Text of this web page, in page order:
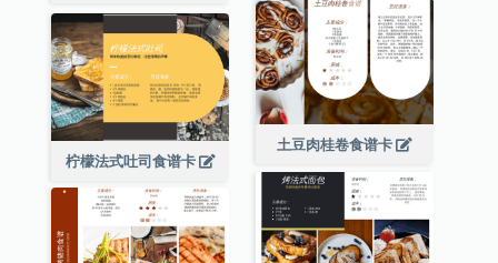
土豆肉桂卷食谱卡
柠檬法式吐司食谱卡